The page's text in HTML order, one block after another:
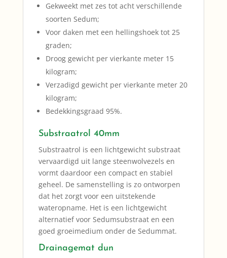
Gekweekt met zes tot acht verschillende
soorten Sedum;
Voor daken met een hellingshoek tot 25
graden;
Droog gewicht per vierkante meter 15
kilogram;
Verzadigd gewicht per vierkante meter 20
kilogram;
Bedekkingsgraad 95%.
Substraatrol 40mm
Substraatrol is een lichtgewicht substraat
vervaardigd uit lange steenwolvezels en
vormt daardoor een compact en stabiel
geheel. De samenstelling is zo ontworpen
dat het zorgt voor een uitstekende
wateropname. Het is een lichtgewicht
alternatief voor Sedumsubstraat en een
goed groeimedium onder de Sedummat.
Drainagemat dun